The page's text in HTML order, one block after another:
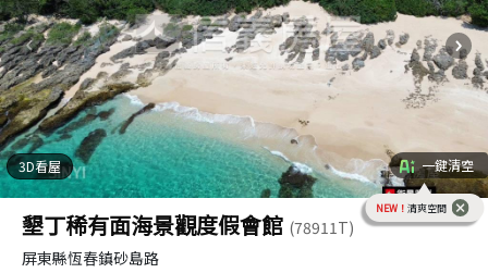
3D看屋 一鍵清空
NEW！ 清爽空間
墾丁稀有面海景觀度假會館 (78911T)
屏東縣恆春鎮砂島路